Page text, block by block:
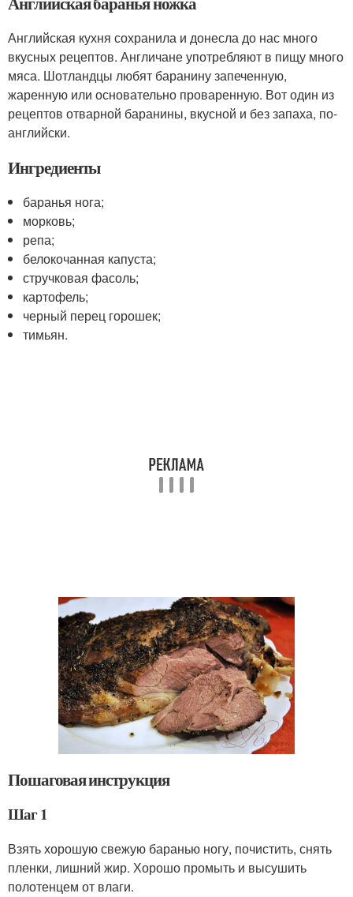
Английская кухня сохранила и донесла до нас много
вкусных рецептов. Англичане употребляют в пищу много
мяса. Шотландцы любят баранину запеченную,
жаренную или основательно проваренную. Вот один из
рецептов отварной баранины, вкусной и без запаха, по-
английски.
Ингредиенты
баранья нога;
морковь;
репа;
белокочанная капуста;
стручковая фасоль;
картофель;
черный перец горошек;
тимьян.
Пошаговая инструкция
Шаг 1
Взять хорошую свежую баранью ногу, почистить, снять
пленки, лишний жир. Хорошо промыть и высушить
полотенцем от влаги.